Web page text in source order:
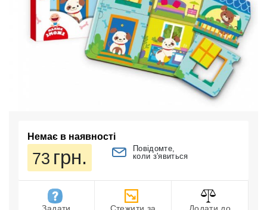
Немає в наявності
73 грн.
Повідомте,
коли з'явиться